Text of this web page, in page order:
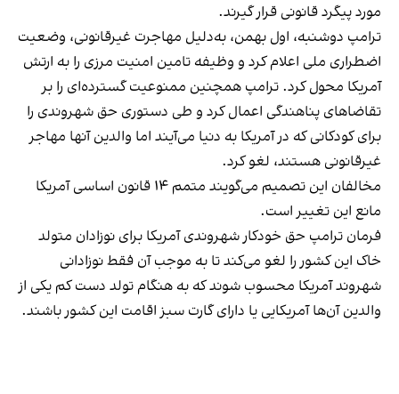
مورد پیگرد قانونی قرار گیرند.
ترامپ دوشنبه، اول بهمن، به‌دلیل مهاجرت غیرقانونی، وضعیت
اضطراری ملی اعلام کرد و وظیفه تامین امنیت مرزی را به ارتش
آمریکا محول کرد. ترامپ همچنین ممنوعیت گسترده‌ای را بر
تقاضاهای پناهندگی اعمال کرد و طی دستوری حق شهروندی را
برای کودکانی که در آمریکا به دنیا می‌آیند اما والدین آنها مهاجر
غیرقانونی هستند، لغو کرد.
مخالفان این تصمیم می‌گویند متمم ۱۴ قانون اساسی آمریکا
مانع این تغییر است.
فرمان ترامپ حق خودکار شهروندی آمریکا برای نوزادان متولد
خاک این کشور را لغو می‌کند تا به موجب آن فقط نوزادانی
شهروند آمریکا محسوب شوند که به هنگام تولد دست کم یکی از
والدین آن‌ها آمریکایی یا دارای گارت سبز اقامت این کشور باشند.